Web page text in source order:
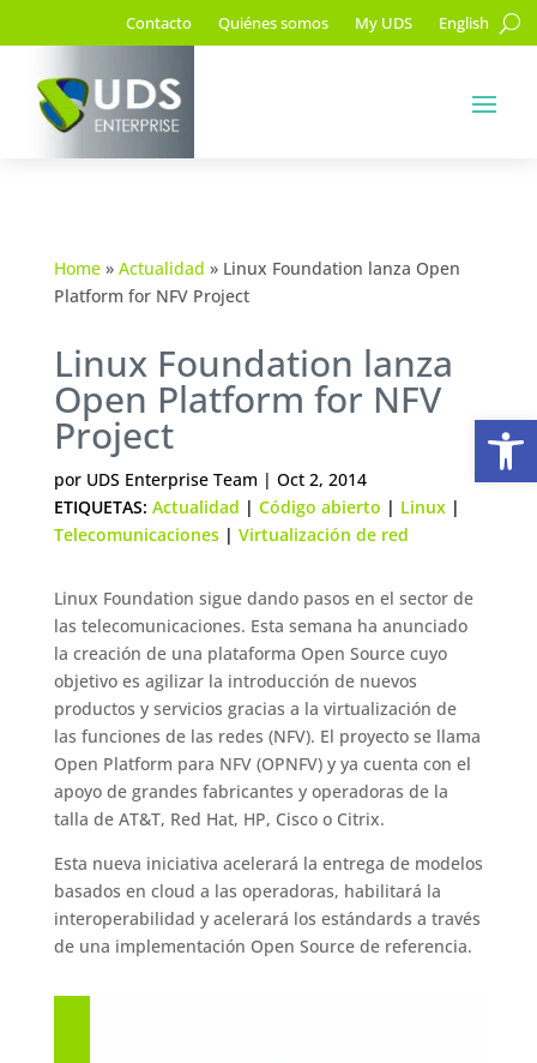
Contacto Quiénes somos My UDS English
Home» Actualidad » Linux Foundation lanza Open
Platform for NFV Project
Linux Foundation lanza
Open Platform for NFV
Project
por UDS Enterprise Team | Oct 2, 2014
ETIQUETAS: Actualidad | Código abierto | Linux|
Telecomunicaciones| Virtualización de red
Linux Foundation sigue dando pasos en el sector de
las telecomunicaciones. Esta semana ha anunciado
la creación de una plataforma Open Source cuyo
objetivo es agilizar la introducción de nuevos
productos y servicios gracias a la virtualización de
las funciones de las redes (NFV). El proyecto se llama
Open Platform para NFV (OPNFV) y ya cuenta con el
apoyo de grandes fabricantes y operadoras de la
talla de AT&T, Red Hat, HP, Cisco o Citrix.
Esta nueva iniciativa acelerará la entrega de modelos
basados en cloud a las operadoras, habilitará la
interoperabilidad y acelerará los estándards a través
de una implementación Open Source de referencia.